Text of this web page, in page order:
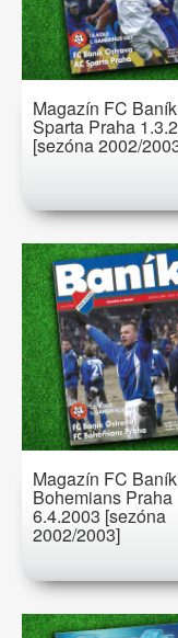
Magazín FC
Sparta Praha
[sezóna 2002/
Magazín FC
Bohemians Praha
6.4.2003 [sezóna
2002/2003]